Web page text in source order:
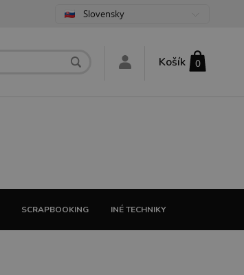
Slovensky
Košík 0
SCRAPBOOKING INÉ TECHNIKY